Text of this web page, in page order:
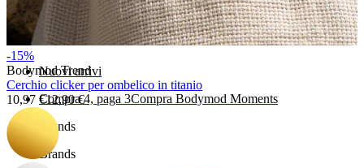
Compra titanio
Nuovi arrivi
Compra 4, paga 3Compra Bodymod Moments
Brands
Brands
-15%
Bodymod Trend
Cerchio clicker per ombelico in titanio
10,97 €12,90 €